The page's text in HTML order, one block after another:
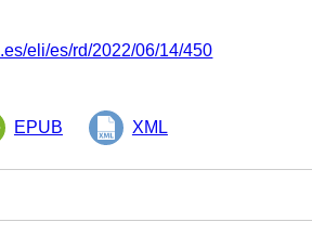
eli/es/rd/2022/06/14/450
EPUB XML